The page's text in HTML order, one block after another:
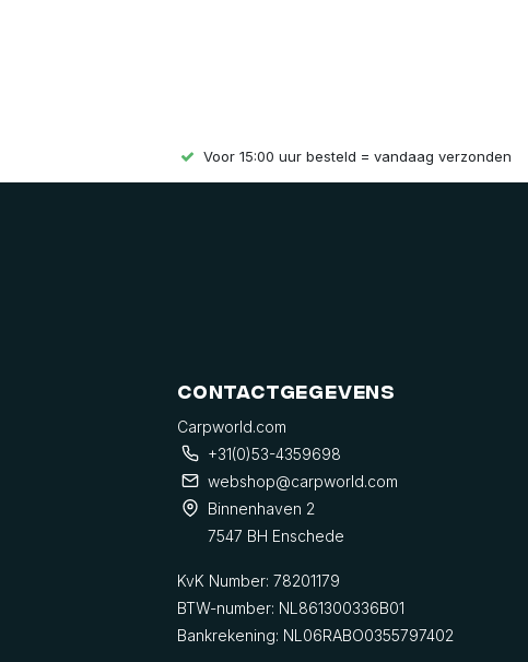
Voor 15:00 uur besteld = vandaag verzonden
Contactgegevens
Carpworld.com
+31(0)53-4359698
webshop@carpworld.com
Binnenhaven 2
7547 BH Enschede
KvK Number: 78201179
BTW-number: NL861300336B01
Bankrekening: NL06RABO0355797402